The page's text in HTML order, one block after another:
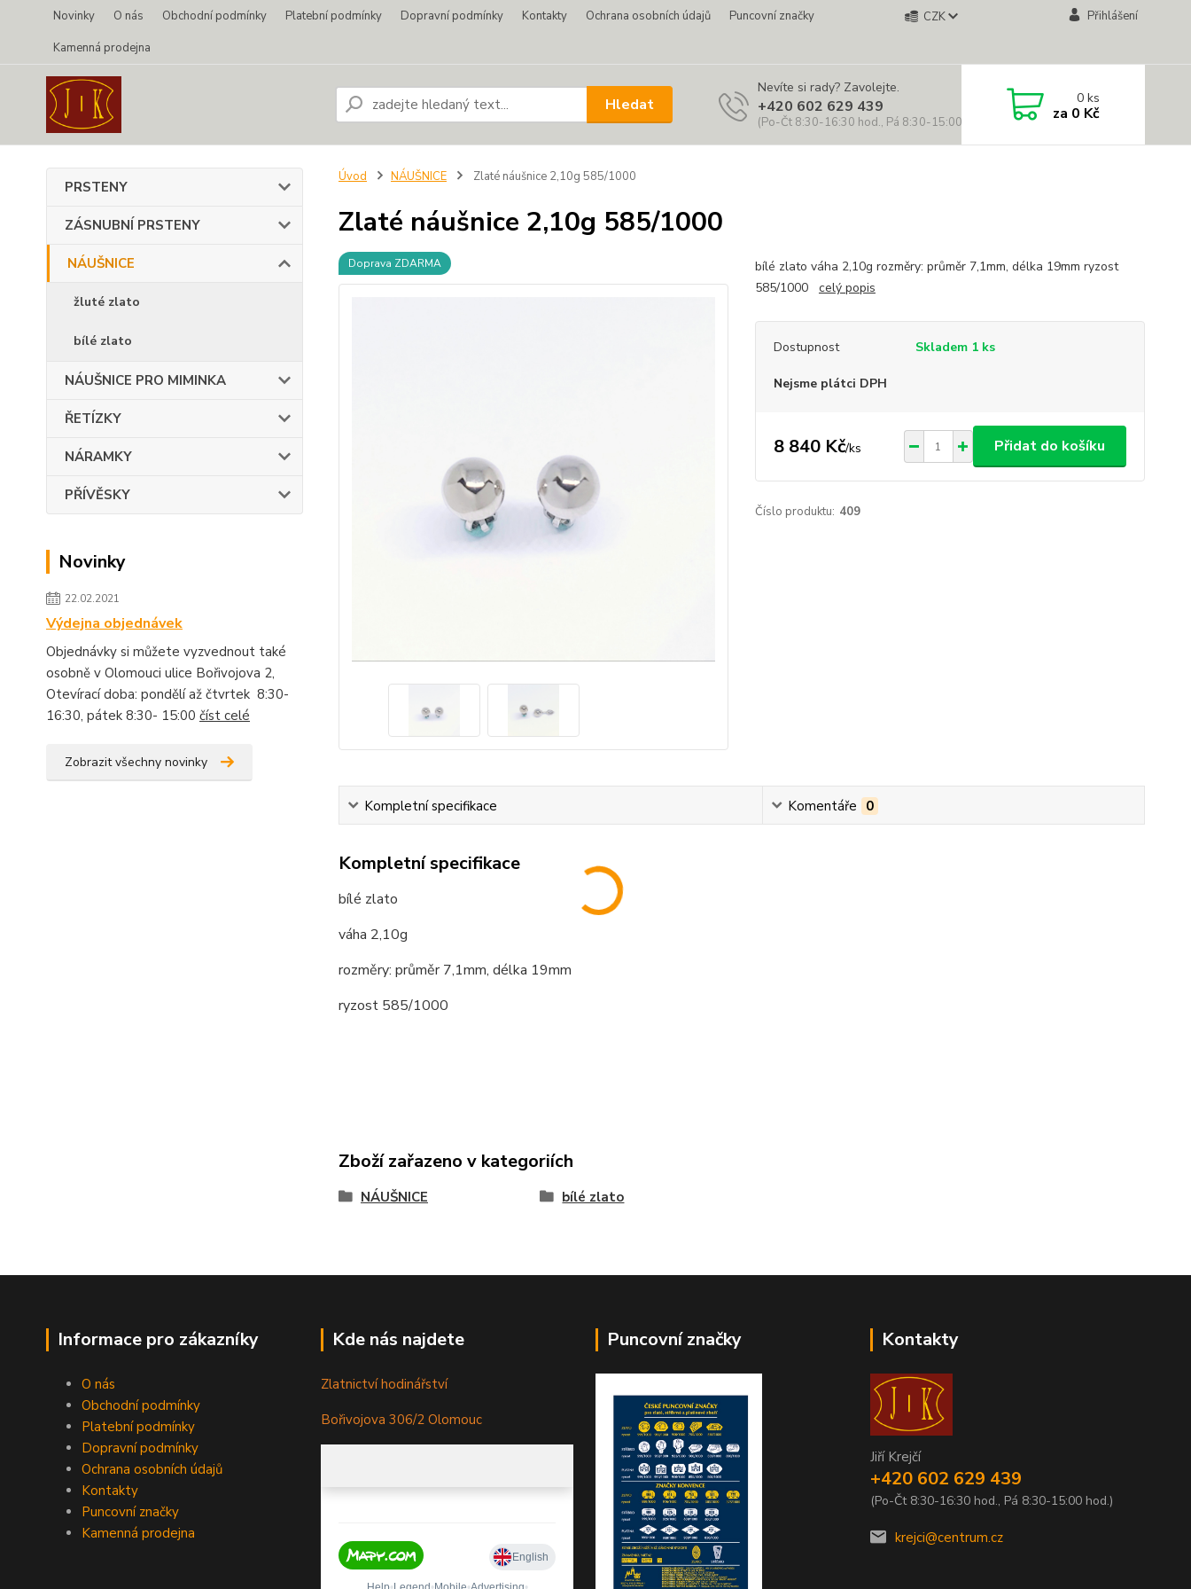
Novinky O nás Obchodní podmínky Platební podmínky Dopravní podmínky Kontakty Ochrana osobních údajů
Puncovní značky
Kamenná prodejna
CZK Přihlášení
Hledat
Nevíte si rady? Zavolejte.
+420 602 629 439
(Po-Čt 8:30-16:30 hod., Pá 8:30-15:00 hod.)
0ks
za 0 Kč
PRSTENY
ZÁSNUBNÍ PRSTENY
NÁUŠNICE
žluté zlato
bílé zlato
NÁUŠNICE PRO MIMINKA
ŘETÍZKY
NÁRAMKY
PŘÍVĚSKY
Novinky
22.02.2021
Výdejna objednávek
Objednávky si můžete vyzvednout také
osobně v Olomouci ulice Bořivojova 2,
Otevírací doba: pondělí až čtvrtek 8:30-
16:30, pátek 8:30- 15:00 číst celé
Zobrazit všechny novinky
Úvod NÁUŠNICE Zlaté náušnice 2,10g 585/1000
Zlaté náušnice 2,10g 585/1000
Doprava ZDARMA
bílé zlato váha 2,10g rozměry: průměr 7,1mm, délka 19mm ryzost
585/1000 celý popis
Dostupnost Skladem 1 ks
Nejsme plátci DPH
8 840 Kč/ks Přidat do košíku
Číslo produktu: 409
Kompletní specifikace Komentáře 0
Kompletní specifikace
bílé zlato
váha 2,10g
rozměry: průměr 7,1mm, délka 19mm
ryzost 585/1000
Zboží zařazeno v kategoriích
NÁUŠNICE bílé zlato
Informace pro zákazníky
O nás
Obchodní podmínky
Platební podmínky
Dopravní podmínky
Ochrana osobních údajů
Kontakty
Puncovní značky
Kamenná prodejna
Kde nás najdete
Zlatnictví hodinářství
Bořivojova 306/2 Olomouc
Puncovní značky Kontakty
Jiří Krejčí
+420 602 629 439
(Po-Čt 8:30-16:30 hod., Pá 8:30-15:00 hod.)
krejci@centrum.cz